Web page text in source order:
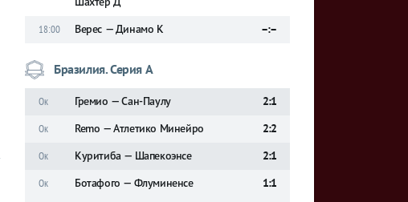
18:00 Верес — Динамо К –:–
Бразилия. Серия А
Ок Гремио — Сан-Паулу 2:1
Ок Remo — Атлетико Минейро 2:2
Ок Куритиба — Шапекоэнсе 2:1
Ок Ботафого — Флуминенсе 1:1